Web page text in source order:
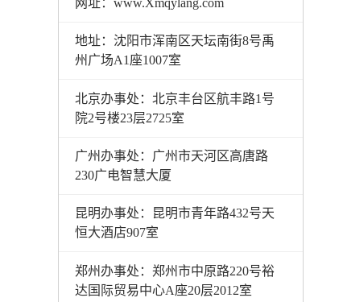
地址：沈阳市浑南区天坛南街8号禹
州广场A1座1007室
北京办事处：北京丰台区航丰路1号
院2号楼23层2725室
广州办事处：广州市天河区高唐路
230广电智慧大厦
昆明办事处：昆明市青年路432号天
恒大酒店907室
郑州办事处：郑州市中原路220号裕
达国际贸易中心A座20层2012室